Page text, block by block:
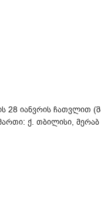
28 იანვრის ჩათვლით
ქ. თბილისი,